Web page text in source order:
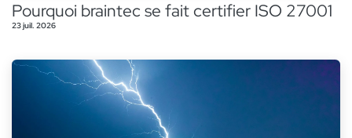
Pourquoi braintec se fait certifier ISO 27001
23 juil. 2026